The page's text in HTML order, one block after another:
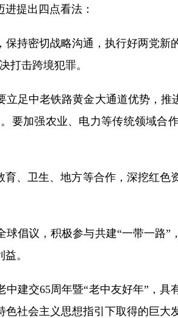
提出四点看法：
密切战略沟通，执行好两党新
打击跨境犯罪。
中老铁路黄金大通道优势，推
要加强农业、电力等传统领域合
卫生、地方等合作，深挖红色
议，积极参与共建“一带一路”
。
交65周年暨“老中友好年”，具
社会主义思想指引下取得的巨